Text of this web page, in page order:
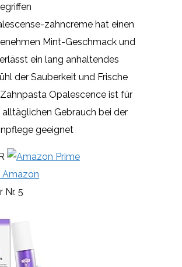
zahncreme hat einen
Mint-Geschmack und
ein lang anhaltendes
der Sauberkeit und Frische
Opalescence ist für
alltäglichen Gebrauch bei der
geeignet
Amazon
Nr. 5